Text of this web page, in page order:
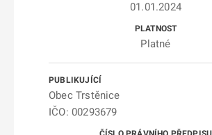
01.01.2024
Platné
Obec Trstěnice
IČO: 00293679